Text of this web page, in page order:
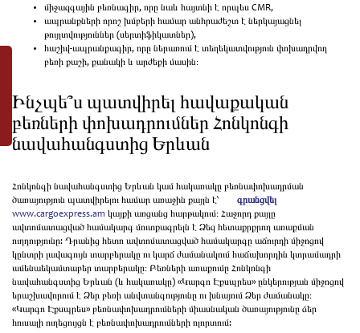
միջազգային բեռնագիր, որը նաև հայտնի է որպես CMR,
ապրանքների որոշ խմբերի համար անհրաժեշտ է ներկայացնել
թույլտվություններ (սերտիֆիկատներ),
հաշիվ-ապրանքագիր, որը ներառում է տեղեկատվություն փոխադրվող
բեռի քաշի, քանակի և արժեքի մասին։
Ինչպե՞ս պատվիրել հավաքական
բեռների փոխադրումներ Հոնկոնգի
նավահանգստից Երևան
Հոնկոնգի նավահանգստից Երևան կամ հակառակը բեռնափոխադրման
ծառայություն պատվիրելու համար առաջին քայլն է՝
գրանցվել
www.cargoexpress.am կայքի առցանց հարթակում։ Հաջորդ քայլը
ավտոմատացված համակարգ մուտքագրելն է Ձեզ հետաքրքրող առաքման
ուղղությունը: Դրանից հետո ավտոմատացված համակարգը աճուրդի միջոցով
կընտրի լավագույն տարբերակը ու կարճ ժամանակում հաճախորդին կտրամադրի
ամենաեկամտաբեր տարբերակը։ Բեռների առաքումը Հոնկոնգի
նավահանգստից Երևան (և հակառակը) «Կարգո Էքսպրես» ընկերության միջոցով
երաշխավորում է Ձեր բեռի անվտանգությունը ու խնայում Ձեր ժամանակը։
«Կարգո Էքսպրես» բեռնափոխադրումների միասնական ծառայությունը ձեր
հուսալի ուղեցույցն է բեռնափոխադրումների ոլորտում: